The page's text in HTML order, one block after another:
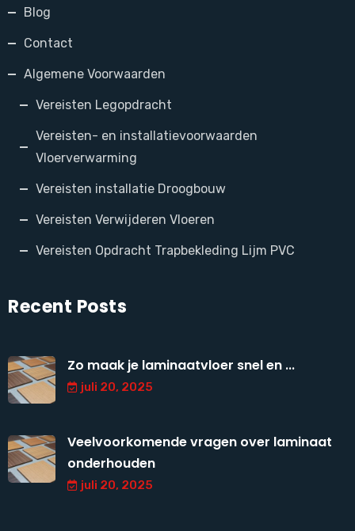
Blog
Contact
Algemene Voorwaarden
Vereisten Legopdracht
Vereisten- en installatievoorwaarden
Vloerverwarming
Vereisten installatie Droogbouw
Vereisten Verwijderen Vloeren
Vereisten Opdracht Trapbekleding Lijm PVC
Recent Posts
Zo maak je laminaatvloer snel en ...
juli 20, 2025
Veelvoorkomende vragen over laminaat
onderhouden
juli 20, 2025